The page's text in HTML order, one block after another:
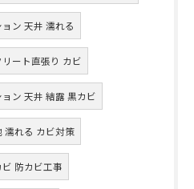
ン 天井 濡れる
ート直張り カビ
ン 天井 結露 黒カビ
濡れる カビ対策
防カビ工事